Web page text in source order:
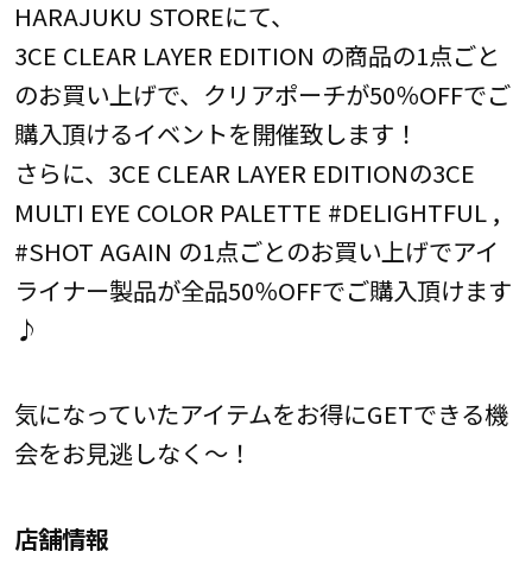
HARAJUKU STOREにて、
3CE CLEAR LAYER EDITION の商品の1点ごと
のお買い上げで、クリアポーチが50％OFFでご
購入頂けるイベントを開催致します！
さらに、3CE CLEAR LAYER EDITIONの3CE
MULTI EYE COLOR PALETTE #DELIGHTFUL ,
#SHOT AGAIN の1点ごとのお買い上げでアイ
ライナー製品が全品50％OFFでご購入頂けます
♪
気になっていたアイテムをお得にGETできる機
会をお見逃しなく～！
店舗情報